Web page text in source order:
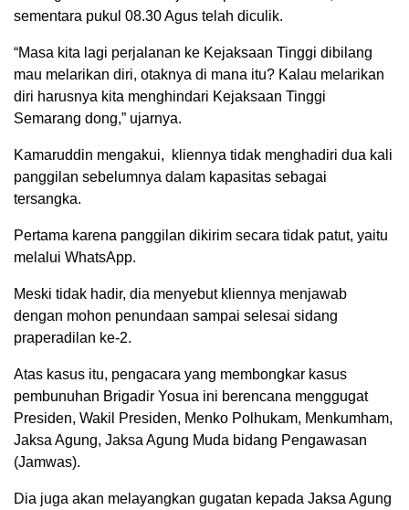
sementara pukul 08.30 Agus telah diculik.
“Masa kita lagi perjalanan ke Kejaksaan Tinggi dibilang
mau melarikan diri, otaknya di mana itu? Kalau melarikan
diri harusnya kita menghindari Kejaksaan Tinggi
Semarang dong,” ujarnya.
Kamaruddin mengakui, kliennya tidak menghadiri dua kali
panggilan sebelumnya dalam kapasitas sebagai
tersangka.
Pertama karena panggilan dikirim secara tidak patut, yaitu
melalui WhatsApp.
Meski tidak hadir, dia menyebut kliennya menjawab
dengan mohon penundaan sampai selesai sidang
praperadilan ke-2.
Atas kasus itu, pengacara yang membongkar kasus
pembunuhan Brigadir Yosua ini berencana menggugat
Presiden, Wakil Presiden, Menko Polhukam, Menkumham,
Jaksa Agung, Jaksa Agung Muda bidang Pengawasan
(Jamwas).
Dia juga akan melayangkan gugatan kepada Jaksa Agung